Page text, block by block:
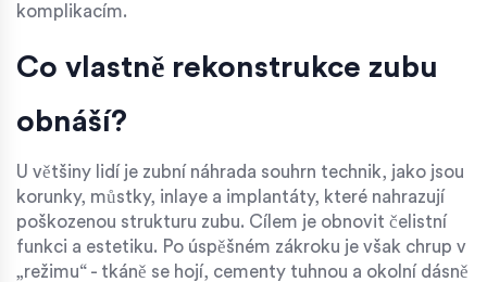
komplikacím.
Co vlastně rekonstrukce zubu
obnáší?
U většiny lidí je zubní náhrada souhrn technik, jako jsou
korunky, můstky, inlaye a implantáty, které nahrazují
poškozenou strukturu zubu. Cílem je obnovit čelistní
funkci a estetiku. Po úspěšném zákroku je však chrup v
„režimu“ - tkáně se hojí, cementy tuhnou a okolní dásně